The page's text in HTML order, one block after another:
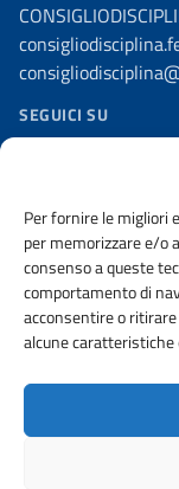
Per fornire le migliori
per memorizzare e/o
consenso a queste
comportamento di
acconsentire o
alcune caratteristiche
SEGUICI SU
Facebook –
AMMINISTRAZIONE
WHISTLEBLOWING
DICHIARAZIONE DI